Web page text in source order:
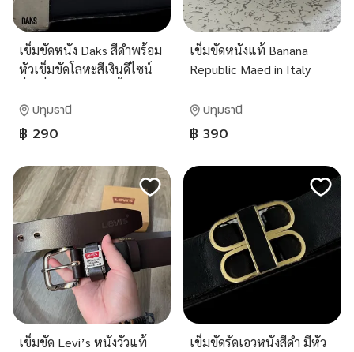
เข็มขัดหนัง Daks สีดำพร้อม
หัวเข็มขัดโลหะสีเงินดีไซน์
ปทุมธานี
฿ 290
เข็มขัดหนังแท้ Banana
Republic Maed in Italy
ปทุมธานี
฿ 390
เข็มขัด Levi’s หนังวัวแท้
เข็มขัดรัดเอวหนังสีดำ มีหัว